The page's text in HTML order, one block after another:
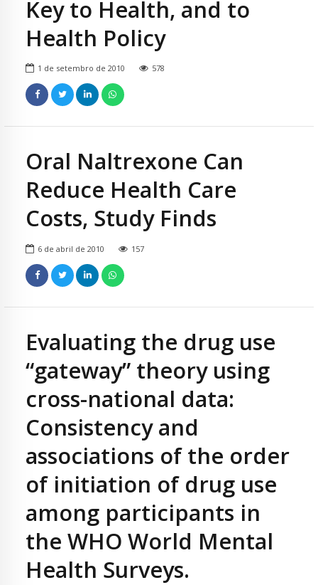
Key to Health, and to
Health Policy
1 de setembro de 2010 578
Oral Naltrexone Can
Reduce Health Care
Costs, Study Finds
6 de abril de 2010 157
Evaluating the drug use
“gateway” theory using
cross-national data:
Consistency and
associations of the order
of initiation of drug use
among participants in
the WHO World Mental
Health Surveys.